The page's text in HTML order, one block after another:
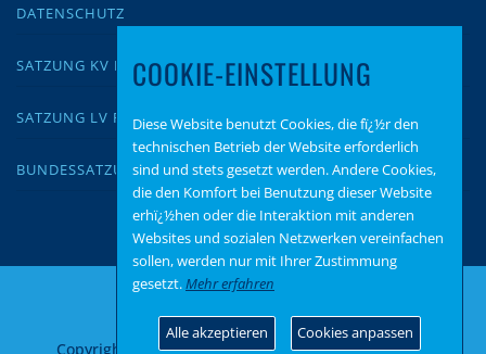
DATENSCHUTZ
SATZUNG KV KUSEL
SATZUNG LV RLP
BUNDESSATZUNG
Copyright © 2026 AfD Kusel–OnePressTheme von
COOKIE-EINSTELLUNG
Diese Website benutzt Cookies, die fï¿½r den
technischen Betrieb der Website erforderlich
sind und stets gesetzt werden. Andere Cookies,
die den Komfort bei Benutzung dieser Website
erhï¿½hen oder die Interaktion mit anderen
Websites und sozialen Netzwerken vereinfachen
sollen, werden nur mit Ihrer Zustimmung
gesetzt.Mehr erfahren
Alle akzeptieren Cookies anpassen